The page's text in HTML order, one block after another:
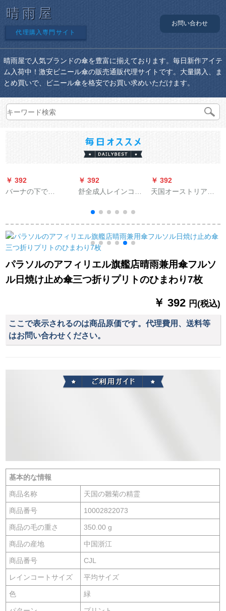
晴雨屋
代理購入専門サイト
お問い合わせ
晴雨屋で人気ブランドの傘を豊富に揃えております。毎日新作アイテ
ム入荷中！激安ビニール傘の販売通販代理サイトです。大量購入、ま
とめ買いで、ビニール傘を格安でお買い求めいただけます。
￥ 392
バーナの下で
ラソル女性の紫外线
防止折りたたみ傘晴
雨兼用
￥ 392
舒全成人レインコー
トフューシ·ドゥンオ
ウ·メイドロゴト·リン
グ透明で厚い非一次
ネトレッドポチ黒い
XL
￥ 392
天国オーストリアの
气自动车のポンチ21-
7 AXジットの青いレ
185）
パラソルのアフィリエル旗艦店晴雨兼用傘フルソ
ル日焼け止め傘三つ折りプリトのひまわり7枚
￥ 392 円(税込)
ここで表示されるのは商品原価です。代理費用、送料等
はお問い合わせください。
基本的な情報
商品名称 天国の雛菊の精霊
商品番号 10002822073
商品の毛の重さ 350.00 g
商品の産地 中国浙江
商品番号 CJL
レインコートサイズ 平均サイズ
色 緑